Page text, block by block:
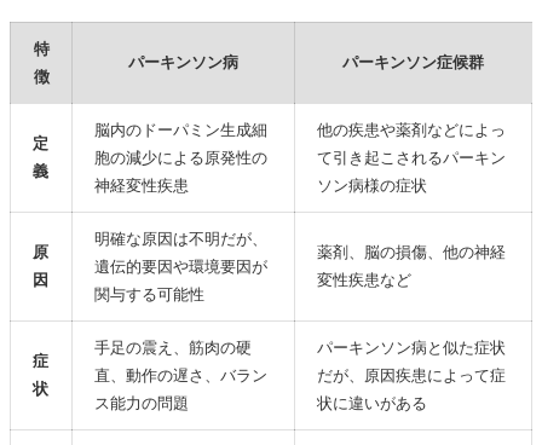
日常生活の維持と自己管理
運動や姿勢反射の維持と効果的なリハビリ
身体機能の阻害への配慮
パーキンソン病の治療と薬による影響
主な治療薬とその作用
薬による副作用とその対策
薬と運動療法の並用の意義
パーキンソン病の原因とその研究最前線
原因と考えられている神経について
医師や研究者の見解と最新研究の紹介
パーキンソン病の現状と先行き
治った人や有名人の事例紹介
特
徴
パーキンソン病 パーキンソン症候群
定
義
脳内のドーパミン生成細
胞の減少による原発性の
神経変性疾患
他の疾患や薬剤などによっ
て引き起こされるパーキン
ソン病様の症状
原
因
明確な原因は不明だが、
遺伝的要因や環境要因が
関与する可能性
薬剤、脳の損傷、他の神経
変性疾患など
症
状
手足の震え、筋肉の硬
直、動作の遅さ、バラン
ス能力の問題
パーキンソン病と似た症状
だが、原因疾患によって症
状に違いがある